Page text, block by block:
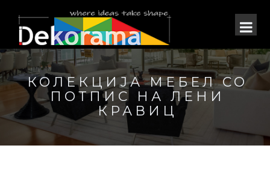
КОЛЕКЦИЈА МЕБЕЛ СО
ПОТПИС НА ЛЕНИ
КРАВИЦ